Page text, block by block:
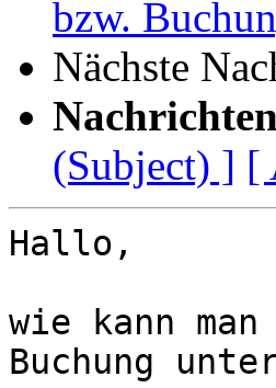
bzw.
Nächste
(Subject) ] [
Hallo,
wie kann
Buchung